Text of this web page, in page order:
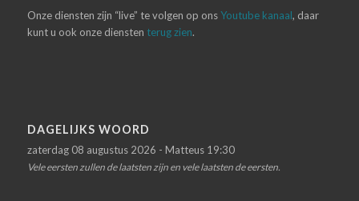
Onze diensten zijn “live” te volgen op onsYoutube kanaal, daar
kunt u ook onze diensten terug zien.
DAGELIJKS WOORD
zaterdag 08 augustus 2026 - Matteus 19:30
Vele eersten zullen de laatsten zijn en vele laatsten de eersten.